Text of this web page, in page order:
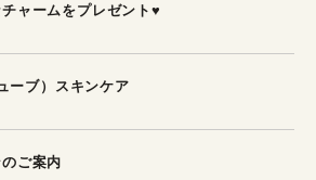
ャームをプレゼント♥
ーブ）スキンケア
ご案内